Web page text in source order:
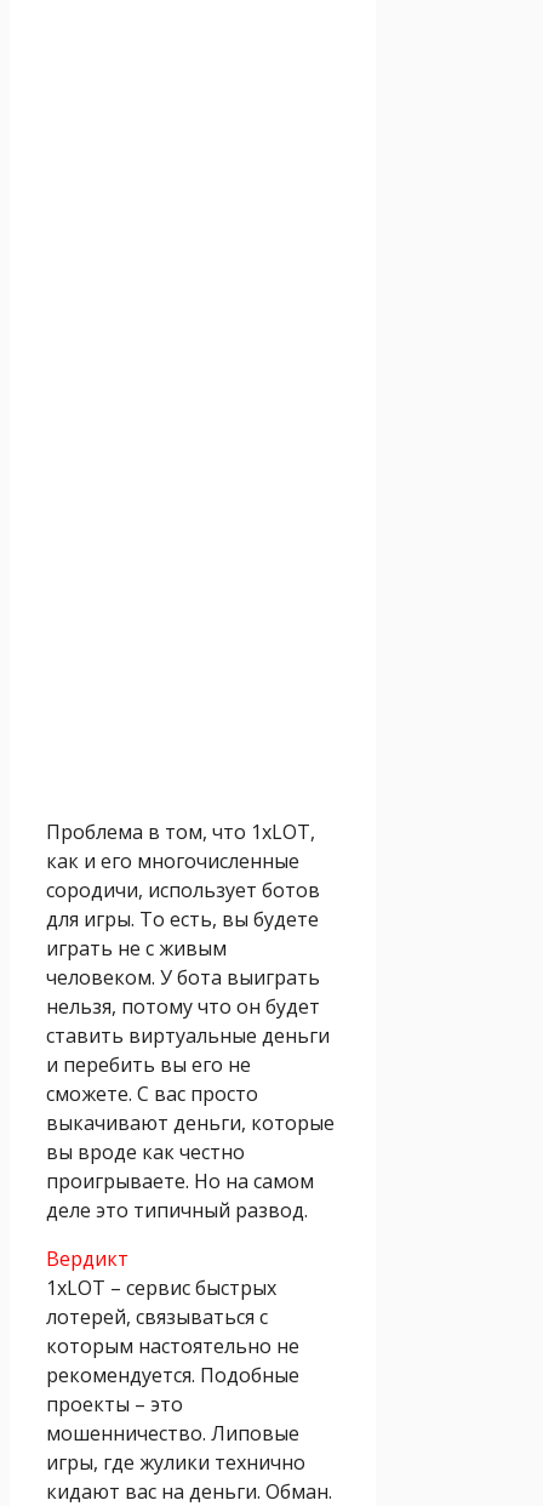
Проблема в том, что 1xLOT,
как и его многочисленные
сородичи, использует ботов
для игры. То есть, вы будете
играть не с живым
человеком. У бота выиграть
нельзя, потому что он будет
ставить виртуальные деньги
и перебить вы его не
сможете. С вас просто
выкачивают деньги, которые
вы вроде как честно
проигрываете. Но на самом
деле это типичный развод.
Вердикт
1xLOT – сервис быстрых
лотерей, связываться с
которым настоятельно не
рекомендуется. Подобные
проекты – это
мошенничество. Липовые
игры, где жулики технично
кидают вас на деньги. Обман.